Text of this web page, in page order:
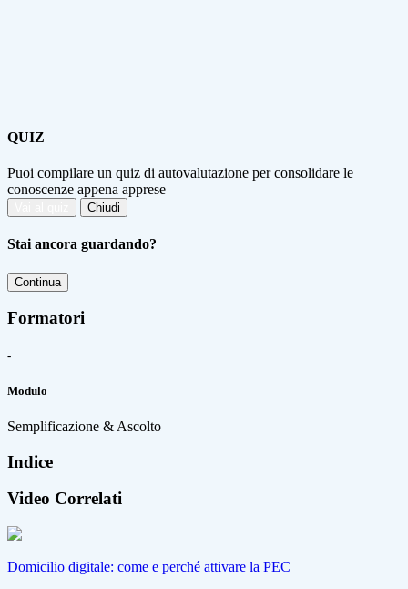
QUIZ
Puoi compilare un quiz di autovalutazione per consolidare le
conoscenze appena apprese
Chiudi
Stai ancora guardando?
Continua
Formatori
-
Modulo
Semplificazione & Ascolto
Indice
Video Correlati
Domicilio digitale: come e perché attivare la PEC